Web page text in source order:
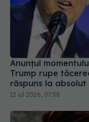
Anunțul
Trump rupe
răspuns la
12 iul 2026, 07:58